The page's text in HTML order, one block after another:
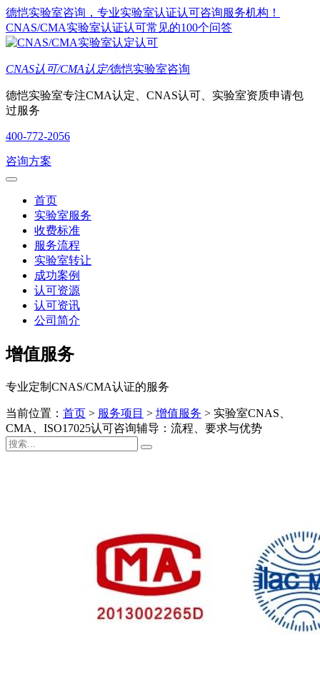
德恺实验室咨询，专业实验室认证认可咨询服务机构！
CNAS/CMA实验室认证认可常见的100个问答
CNAS认可/CMA认定/德恺实验室咨询
德恺实验室专注CMA认定、CNAS认可、实验室资质申请包
过服务
400-772-2056
咨询方案
首页
实验室服务
收费标准
服务流程
实验室转让
成功案例
认可资源
认可资讯
公司简介
增值服务
专业定制CNAS/CMA认证的服务
当前位置： 首页 > 服务项目 > 增值服务 > 实验室CNAS、
CMA、ISO17025认可咨询辅导：流程、要求与优势